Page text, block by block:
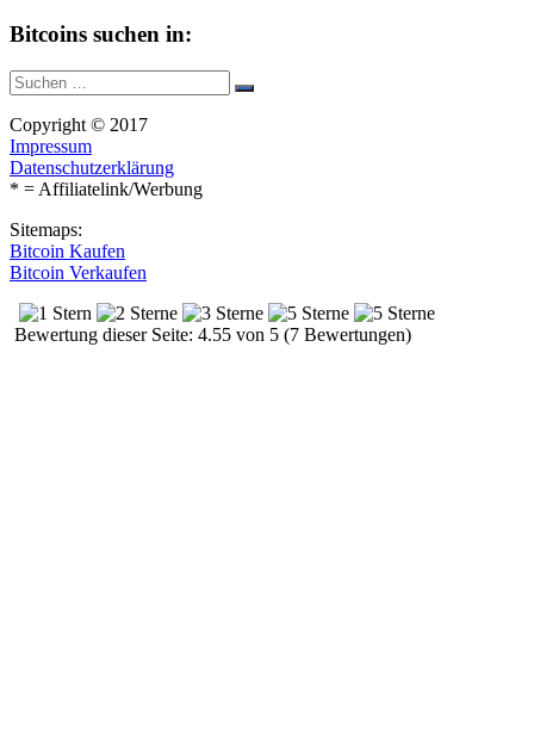
Bitcoins suchen in:
Suche
nach:
Suchen
Copyright © 2017
Impressum
Datenschutzerklärung
* = Affiliatelink/Werbung
Sitemaps:
Bitcoin Kaufen
Bitcoin Verkaufen
Bewertung dieser Seite: 4.55 von 5 (7 Bewertungen)